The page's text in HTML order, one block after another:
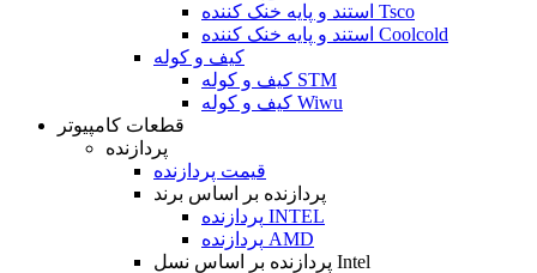
استند و پایه خنک کننده Tsco
استند و پایه خنک کننده Coolcold
کیف و کوله
کیف و کوله STM
کیف و کوله Wiwu
قطعات کامپیوتر
پردازنده
قیمت پردازنده
پردازنده بر اساس برند
پردازنده INTEL
پردازنده AMD
پردازنده بر اساس نسل Intel